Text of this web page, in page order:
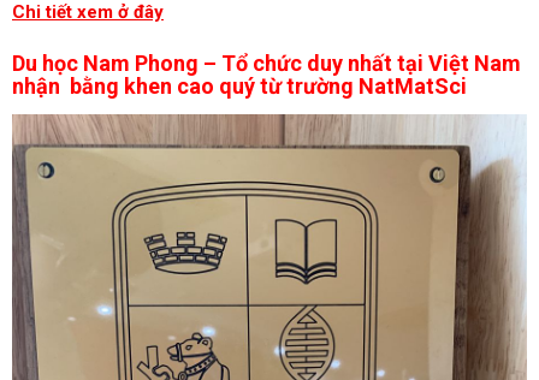
Chi tiết xem ở đây
Du học Nam Phong – Tổ chức duy nhất tại Việt Nam
nhận bằng khen cao quý từ trường NatMatSci